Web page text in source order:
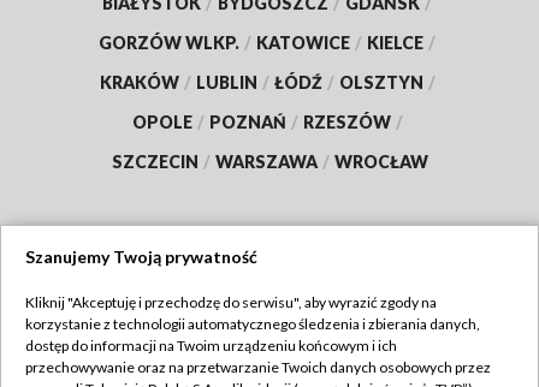
GORZÓW WLKP. / KATOWICE / KIELCE /
KRAKÓW / LUBLIN / ŁÓDŹ / OLSZTYN /
OPOLE / POZNAŃ / RZESZÓW /
SZCZECIN / WARSZAWA / WROCŁAW
TVP
Abonament TVP
Regulamin TVP
Szanujemy Twoją prywatność
Kliknij "Akceptuję i przechodzę do serwisu", aby wyrazić zgody na
korzystanie z technologii automatycznego śledzenia i zbierania danych,
dostęp do informacji na Twoim urządzeniu końcowym i ich
przechowywanie oraz na przetwarzanie Twoich danych osobowych przez